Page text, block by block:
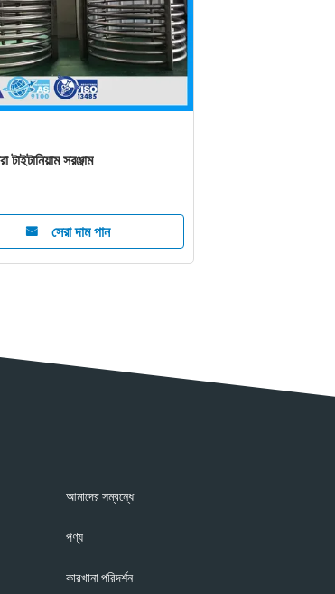
সরঞ্জাম
সেরা দাম পান
আমাদের সম্বন্ধে
পণ্য
কারখানা পরিদর্শন